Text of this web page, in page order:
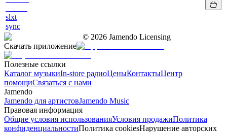
slxt
sync
© 2026 Jamendo Licensing
Скачать приложение
Полезные ссылки
Каталог музыкиIn-store радиоЦеныКонтактыЦентр
помощиСвязаться с нами
Jamendo
Jamendo для артистовJamendo Music
Правовая информация
Общие условия использованияУсловия продажиПолитика
конфиденциальностиПолитика cookiesНарушение авторских